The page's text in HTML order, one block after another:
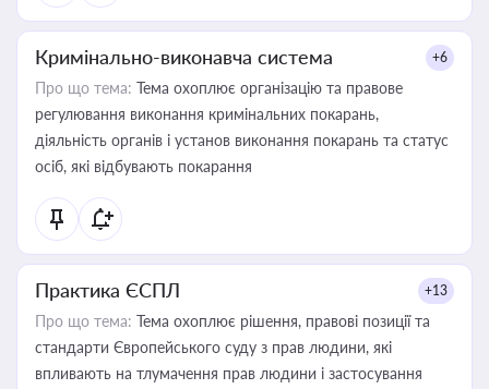
Кримінально-виконавча система +6
Про що тема: Тема охоплює організацію та правове
регулювання виконання кримінальних покарань,
діяльність органів і установ виконання покарань та статус
осіб, які відбувають покарання
Практика ЄСПЛ +13
Про що тема: Тема охоплює рішення, правові позиції та
стандарти Європейського суду з прав людини, які
впливають на тлумачення прав людини і застосування